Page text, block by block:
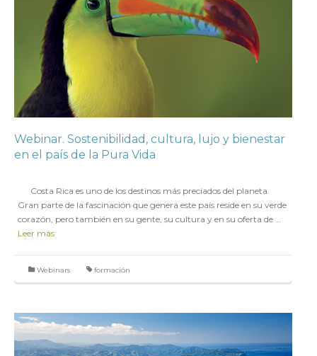
Webinar. Sostenibilidad, cultura, lujo y bienestar
en el país de la Pura Vida
Costa Rica es uno de los destinos más preciados del planeta.
Gran parte de la fascinación que genera este país reside en su verde
corazón, pero también en su gente, su cultura y en su oferta de …
Leer más
Webinars formación